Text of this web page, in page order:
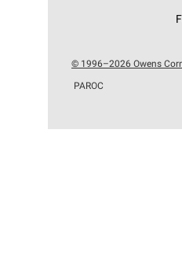
© 1996–2026 Owens
PAROC